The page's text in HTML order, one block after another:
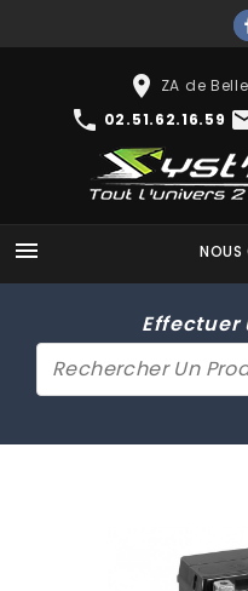
place ZA de
phone 02.51.62.16.59
 NOUS
Effectuer